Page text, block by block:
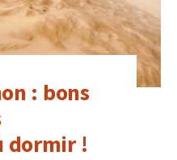
: bons
dormir !